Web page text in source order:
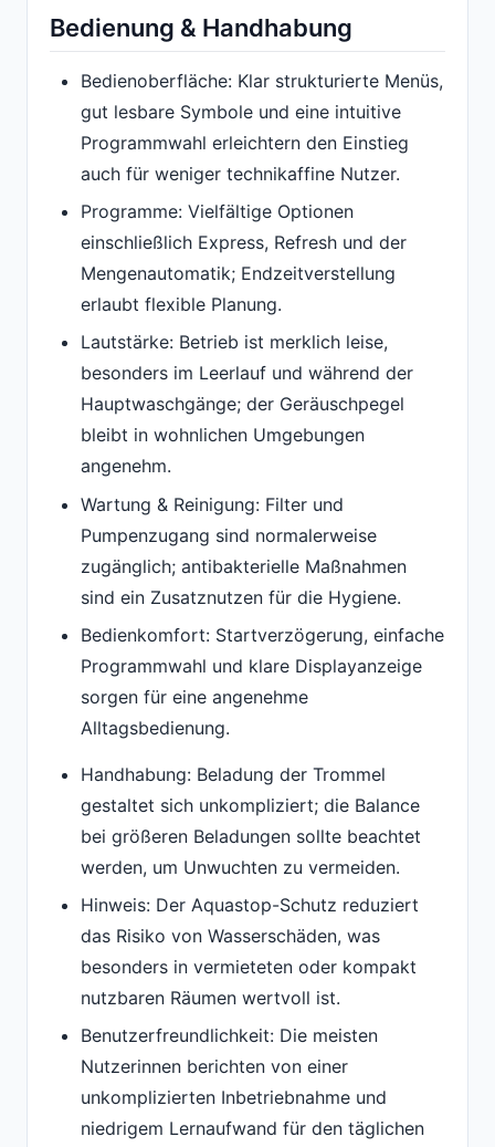
Bedienung & Handhabung
Bedienoberfläche: Klar strukturierte Menüs,
gut lesbare Symbole und eine intuitive
Programmwahl erleichtern den Einstieg
auch für weniger technikaffine Nutzer.
Programme: Vielfältige Optionen
einschließlich Express, Refresh und der
Mengenautomatik; Endzeitverstellung
erlaubt flexible Planung.
Lautstärke: Betrieb ist merklich leise,
besonders im Leerlauf und während der
Hauptwaschgänge; der Geräuschpegel
bleibt in wohnlichen Umgebungen
angenehm.
Wartung & Reinigung: Filter und
Pumpenzugang sind normalerweise
zugänglich; antibakterielle Maßnahmen
sind ein Zusatznutzen für die Hygiene.
Bedienkomfort: Startverzögerung, einfache
Programmwahl und klare Displayanzeige
sorgen für eine angenehme
Alltagsbedienung.
Handhabung: Beladung der Trommel
gestaltet sich unkompliziert; die Balance
bei größeren Beladungen sollte beachtet
werden, um Unwuchten zu vermeiden.
Hinweis: Der Aquastop-Schutz reduziert
das Risiko von Wasserschäden, was
besonders in vermieteten oder kompakt
nutzbaren Räumen wertvoll ist.
Benutzerfreundlichkeit: Die meisten
Nutzerinnen berichten von einer
unkomplizierten Inbetriebnahme und
niedrigem Lernaufwand für den täglichen